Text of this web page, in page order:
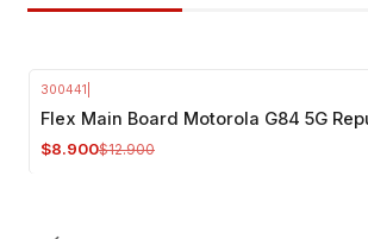
300441
Flex Main Board Motorola G84 5G
$8.900$12.900